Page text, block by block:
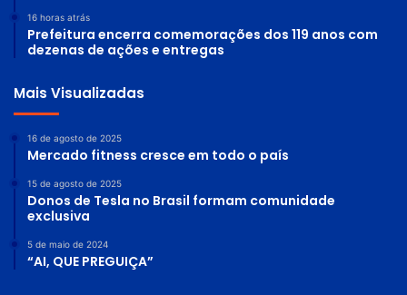
16 horas atrás
Prefeitura encerra comemorações dos 119 anos com
dezenas de ações e entregas
Mais Visualizadas
16 de agosto de 2025
Mercado fitness cresce em todo o país
15 de agosto de 2025
Donos de Tesla no Brasil formam comunidade
exclusiva
5 de maio de 2024
“AI, QUE PREGUIÇA”